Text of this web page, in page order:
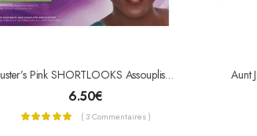
Luster’s Pink SHORTLOOKS Assouplissant
6.50€
( 3 Commentaires )